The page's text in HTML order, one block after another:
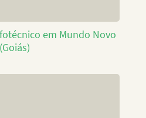
em Mundo Novo
(Goiás)